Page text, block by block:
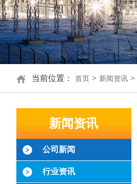
当前位置： 首页 > 新闻资讯 >
新闻资讯
公司新闻
行业资讯